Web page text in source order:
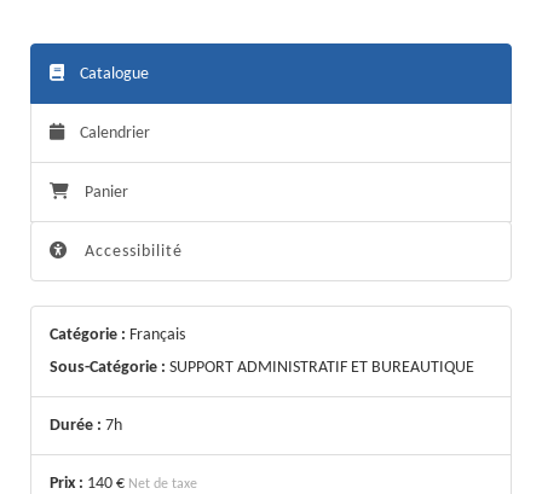
Catalogue
Calendrier
Panier
Accessibilité
Catégorie : Français
Sous-Catégorie : SUPPORT ADMINISTRATIF ET BUREAUTIQUE
Durée : 7h
Prix : 140 € Net de taxe